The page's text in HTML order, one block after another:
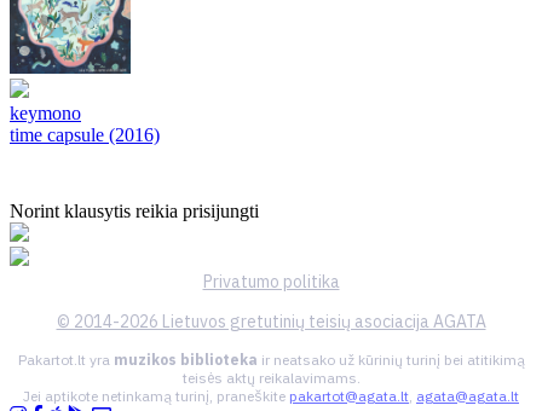
keymono
time capsule (2016)
Norint klausytis reikia prisijungti
Privatumo politika
© 2014-2026 Lietuvos gretutinių teisių asociacija AGATA
Pakartot.lt yra muzikos biblioteka ir neatsako už kūrinių turinį bei atitikimą
teisės aktų reikalavimams.
Jei aptikote netinkamą turinį, praneškite pakartot@agata.lt agata@agata.lt